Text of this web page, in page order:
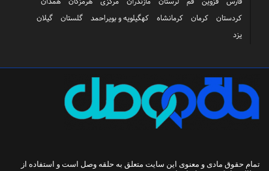
کردستان
کرمان کرمانشاه کهگیلویه و بویراحمد گلستان
گیلان
یزد
تمام حقوق مادی و معنوی این سایت متعلق به حلقه وصل است و استفاده از